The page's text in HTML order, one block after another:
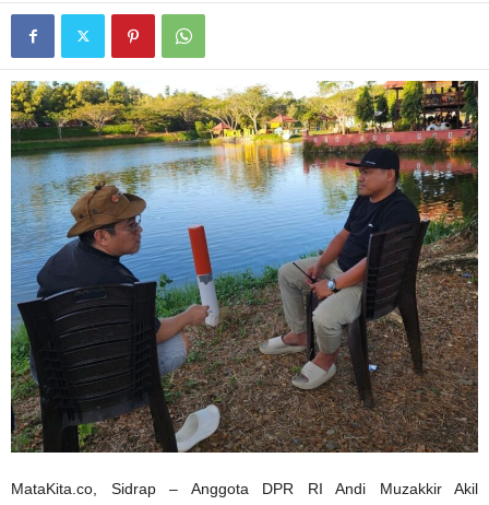
MataKita.co, Sidrap – Anggota DPR RI Andi Muzakkir Akil